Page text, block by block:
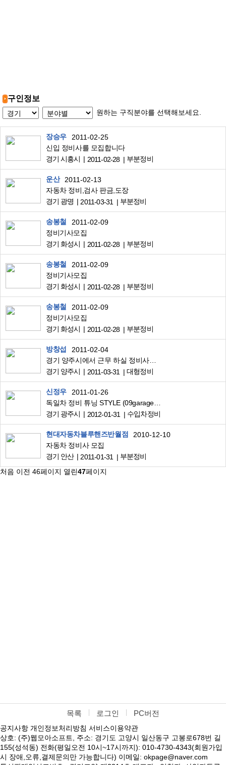
구인정보
원하는 구직분야를 선택해보세요.
장승우
2011-02-25
신입 정비사를 모집합니다
경기 시흥시
2011-02-28 부분정비
운산
2011-02-13
자동차 정비,검사 판금,도장
경기 광명
2011-03-31 부분정비
송봉철
2011-02-09
정비기사모집
경기 화성시
2011-02-28 부분정비
송봉철
2011-02-09
정비기사모집
경기 화성시
2011-02-28 부분정비
송봉철
2011-02-09
정비기사모집
경기 화성시
2011-02-28 부분정비
방창섭
2011-02-04
경기 양주시에서 근무 하실 정비사님 모심
경기 양주시
2011-03-31 대형정비
신정우
2011-01-26
경기 광주시
2012-01-31 수입차정비
현대자동차블루핸즈반월점
2010-12-10
자동차 정비사 모집
경기 안산
2011-01-31
부분정비
처음 이전 46페이지 열린47페이지
목록 로그인 PC버전
공지사항 개인정보처리방침 서비스이용약관
상호: (주)웹모아소프트, 주소: 경기도 고양시 일산동구 고봉로678번 길
155(성석동) 전화(평일오전 10시~17시까지): 010-4730-4343(회원가입
시 장애,오류,결제문의만 가능합니다) 이메일: okpage@naver.com